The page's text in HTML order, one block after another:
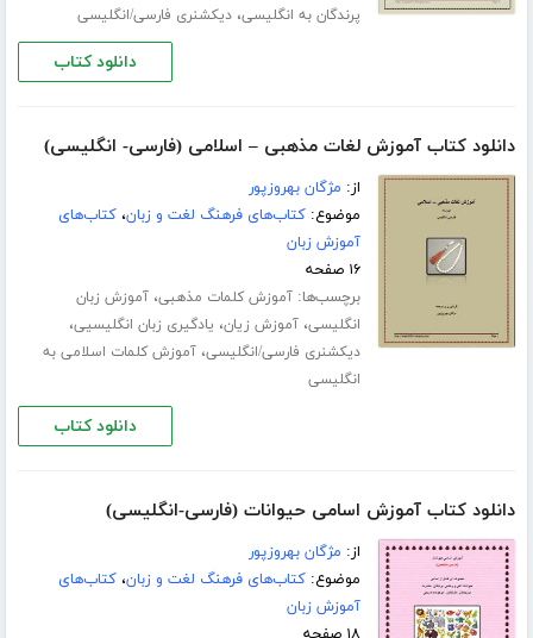
پرندگان به انگلیسی،دیکشنری فارسی/انگلیسی
دانلود کتاب
دانلود کتاب آموزش لغات مذهبی – اسلامی (فارسی- انگلیسی)
از: مژگان بهروزپور
موضوع:کتاب‌های فرهنگ لغت و زبان،کتاب‌های
آموزش زبان
۱۶ صفحه
برچسب‌ها:آموزش کلمات مذهبی،آموزش زبان
انگلیسی،آموزش زیان، یادگیری زبان انگلیسیی،
دیکشنری فارسی/انگلیسی،آموزش کلمات اسلامی به
انگلیسی
دانلود کتاب
دانلود کتاب آموزش اسامی حیوانات (فارسی-انگلیسی)
از: مژگان بهروزپور
موضوع:کتاب‌های فرهنگ لغت و زبان،کتاب‌های
آموزش زبان